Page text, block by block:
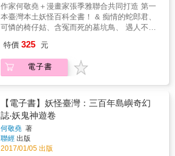
遷徙漂流。 & 作者以文學的筆調、豐沛的情
感、犀利的觀察，指出台灣原住民面臨嚴峻的
生活處境，逐漸喪失的祖靈信仰，以及流逝的
自己曾經擁有的美好，重現都蘭糖廠原住民藝
術家雕刻漂流木作品，有人邀請你圍繞營火高
歌暢飲，意識部落再現都蘭糖廠、金樽海灘，
與生活記憶 從日式官宿、民居到戰後老公寓等
30間逾半世紀的老房子，除了有新任經營者進
駐老空間的再利用案例，現今許多老屋仍是
「家族進行式」，例如姜阿新洋樓、清木屋、
介紹家宅中的每一塊磚瓦、侃侃而談當年家族
往事，彷彿領受一本珍藏多年的常民生活歷
史。 老屋背後的無名英雄──那些職人 鐵窗
&hellip;&hellip;，早年曾是台灣民居最美的元素
之一，可惜隨著老匠人的凋零與轉行，至今已
少有人可體會那份堅毅執著的職人手藝與精
神。作者特別訪問了這群老屋背後的無名英
雄，試圖紀錄台灣珍貴的傳統工藝，探索更多
作家何敬堯＋漫畫家張季雅聯合共同打造 第一
本臺灣本土妖怪百科全書！ & 痴情的蛇郎君、
可憐的椅仔姑、含冤而死的墓坑鳥、 遇人不淑
&hellip;&hellip; 229個妖鬼神＋42幅黑白插畫
盡在《妖怪臺灣：三百年島嶼奇幻誌‧妖鬼神遊
卷》一覽無餘 本書特別收入全彩拉頁〈百妖出
航海時代、明鄭時代、清朝時代、到日本時
代，橫跨321年。 ‧囊括西方人、漢人、日本人
的文字記載，甚至包含原住民奇譚故事。 ‧分為
「妖怪」、「鬼魅」、「神靈」三大類，共計
229個形象鮮明、故事動人的臺灣特有妖鬼。 ‧
新銳漫畫家張季雅，投入一年心血，深入鑽
特價 325 元
電子書
【電子書】妖怪臺灣：三百年島嶼奇幻
誌‧妖鬼神遊卷
何敬堯 著
聯經 出版
2017/01/05 出版